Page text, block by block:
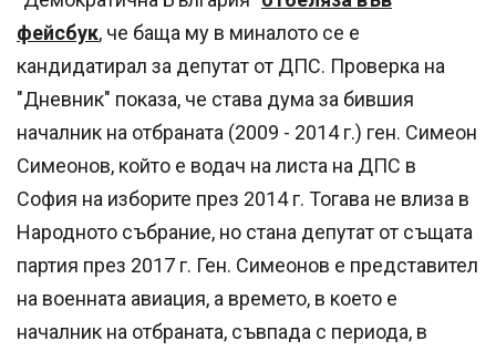
фейсбук, че баща му в миналото се е
кандидатирал за депутат от ДПС. Проверка на
"Дневник" показа, че става дума за бившия
началник на отбраната (2009 - 2014 г.) ген. Симеон
Симеонов, който е водач на листа на ДПС в
София на изборите през 2014 г. Тогава не влиза в
Народното събрание, но стана депутат от същата
партия през 2017 г. Ген. Симеонов е представител
на военната авиация, а времето, в което е
началник на отбраната, съвпада с периода, в